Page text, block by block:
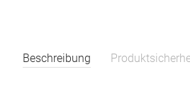
Beschreibung